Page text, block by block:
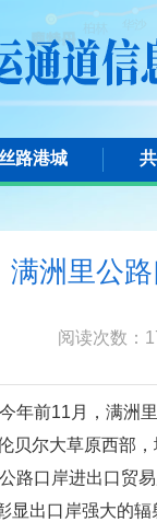
路港城
满洲里公
阅读次数：
年前11月，满洲
贝尔大草原西部
路口岸进出口贸
出口岸强大的辐